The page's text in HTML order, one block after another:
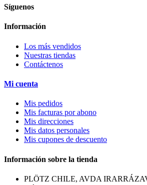
Síguenos
Información
Los más vendidos
Nuestras tiendas
Contáctenos
Mi cuenta
Mis pedidos
Mis facturas por abono
Mis direcciones
Mis datos personales
Mis cupones de descuento
Información sobre la tienda
PLÖTZ CHILE, AVDA